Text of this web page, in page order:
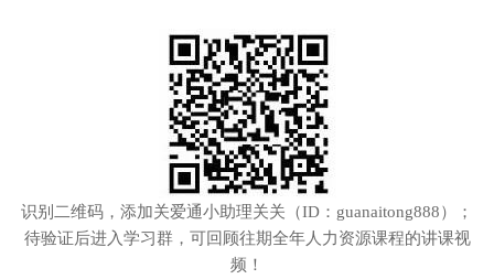
识别二维码，添加关爱通小助理关关（ID：guanaitong888）；
待验证后进入学习群，可回顾往期全年人力资源课程的讲课视
频！